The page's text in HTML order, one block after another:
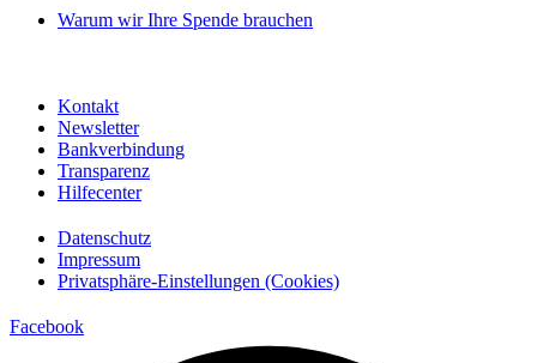
Warum wir Ihre Spende brauchen
Kontakt
Newsletter
Bankverbindung
Transparenz
Hilfecenter
Datenschutz
Impressum
Privatsphäre-Einstellungen (Cookies)
Facebook